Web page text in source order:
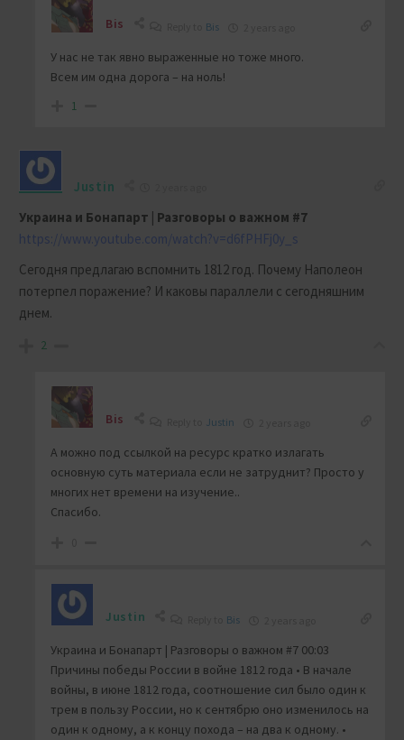
Bis Bis
У нас не так явно выраженные но тоже много.
Всем им одна дорога – на ноль!
1
Justin
Украина и Бонапарт | Разговоры о важном #7
https://www.youtube.com/watch?v=d6fPHFj0y_s
Сегодня предлагаю вспомнить 1812 год. Почему Наполеон
потерпел поражение? И каковы параллели с сегодняшним
днем.
2
Bis Justin
А можно под ссылкой на ресурс кратко излагать
основную суть материала если не затруднит? Просто у
многих нет времени на изучение..
Спасибо.
Justin Bis
Украина и Бонапарт | Разговоры о важном #7 00:03
Причины победы России в войне 1812 года • В начале
войны, в июне 1812 года, соотношение сил было один к
трем в пользу России, но к сентябрю оно изменилось на
один к одному, а к концу похода – на два к одному. •